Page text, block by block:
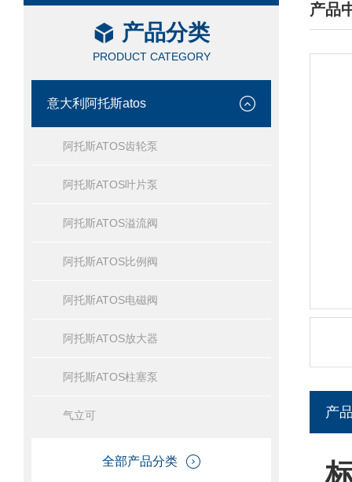
产品分类
PRODUCT CATEGORY
意大利阿托斯atos
阿托斯ATOS齿轮泵
阿托斯ATOS叶片泵
阿托斯ATOS溢流阀
阿托斯ATOS比例阀
阿托斯ATOS电磁阀
阿托斯ATOS放大器
阿托斯ATOS柱塞泵
气立可
全部产品分类
产品
/
产